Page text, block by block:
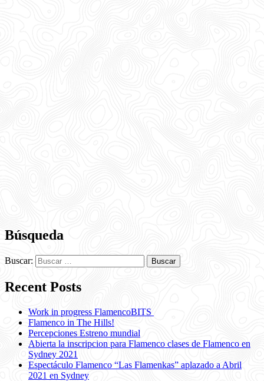
Búsqueda
Buscar:
Recent Posts
Work in progress FlamencoBITS
Flamenco in The Hills!
Percepciones Estreno mundial
Abierta la inscripcion para Flamenco clases de Flamenco en
Sydney 2021
Espectáculo Flamenco “Las Flamenkas” aplazado a Abril
2021 en Sydney